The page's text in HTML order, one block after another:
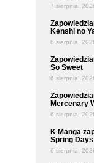
7 sierpnia,
Kenshi no
6 sierpnia,
So Sweet
6 sierpnia,
Mercenary
6 sierpnia,
K Manga
Spring Days
6 sierpnia,